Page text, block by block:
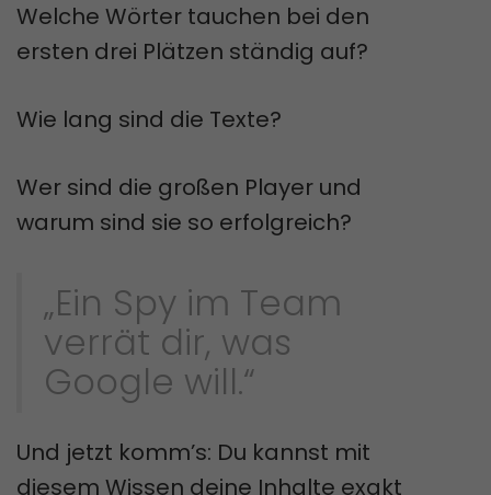
Welche Wörter tauchen bei den
ersten drei Plätzen ständig auf?
Wie lang sind die Texte?
Wer sind die großen Player und
warum sind sie so erfolgreich?
„Ein Spy im Team
verrät dir, was
Google will.“
Und jetzt komm’s: Du kannst mit
diesem Wissen deine Inhalte exakt